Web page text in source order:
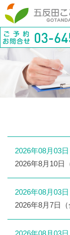
2026年08月03日
2026年8月10日
2026年08月03日
2026年8月7日
2026年08月03日